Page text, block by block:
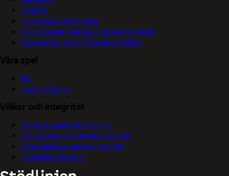
Spelkoll
Skydd mot bedrägerier
Så motverkar Svenska Spel penningtvätt
Användning av AI för kommunikation
Våra spel
Tur
Sport & Casino
Villkor och integritet
Välj dina cookieinställningar
Om cookies och personuppgifter
Behandling av personuppgifter
Visselblåsarfunktion